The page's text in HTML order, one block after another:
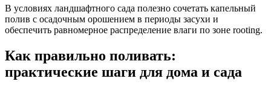
В условиях ландшафтного сада полезно сочетать капельный
полив с осадочным орошением в периоды засухи и
обеспечить равномерное распределение влаги по зоне rooting.
Как правильно поливать:
практические шаги для дома и сада